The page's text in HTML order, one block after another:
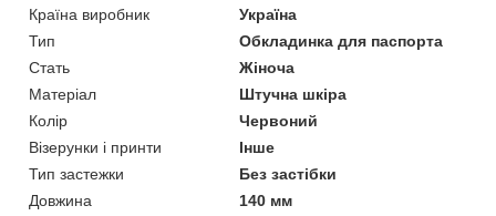
Країна виробник
Україна
Тип
Обкладинка для паспорта
Стать
Жіноча
Матеріал
Штучна шкіра
Колір
Червоний
Візерунки і принти
Інше
Тип застежки
Без застібки
Довжина
140 мм